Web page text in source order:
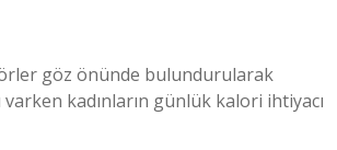
göz önünde bulundurularak
kadınların günlük kalori ihtiyacı